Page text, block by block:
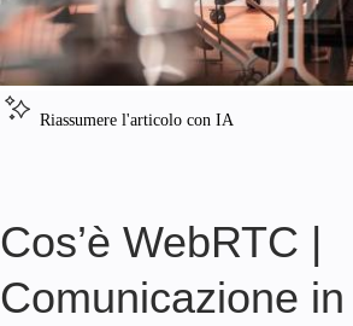
Riassumere l'articolo con IA
Cos’è WebRTC |
Comunicazione